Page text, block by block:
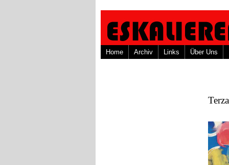
Home Archiv Links Über Uns